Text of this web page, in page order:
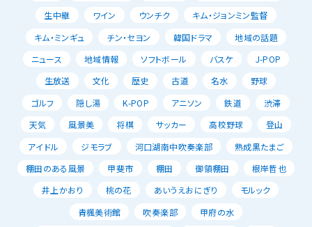
生中継
ワイン ウンチク
キム・ジョンミン監督
キム・ミンギュ
チン・セヨン 韓国ドラマ
地域の話題
ニュース
地域情報 ソフトボール バスケ
J-POP
生放送
文化 歴史 古道 名水
野球
ゴルフ
隠し湯 K-POP アニソン 鉄道
渋滞
天気
風景美 将棋 サッカー 高校野球
登山
アイドル
ジモラブ 河口湖南中吹奏楽部
熟成黒たまご
棚田のある風景
甲斐市 棚田 御領棚田
根岸哲也
井上かおり
桃の花 あいうえおにぎり
モルック
青楓美術館
吹奏楽部
甲府の水